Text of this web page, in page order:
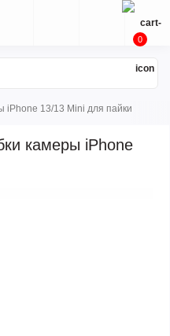
0
13/13 Mini для пайки
камеры iPhone